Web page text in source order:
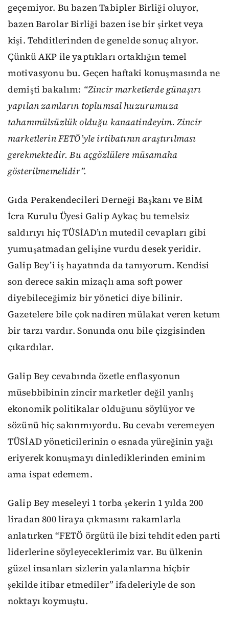
geçemiyor. Bu bazen Tabipler Birliği oluyor,
bazen Barolar Birliği bazen ise bir şirket veya
kişi. Tehditlerinden de genelde sonuç alıyor.
Çünkü AKP ile yaptıkları ortaklığın temel
motivasyonu bu. Geçen haftaki konuşmasında ne
demişti bakalım: “Zincir marketlerde günaşırı
yapılan zamların toplumsal huzurumuza
tahammülsüzlük olduğu kanaatindeyim. Zincir
marketlerin FETÖ’yle irtibatının araştırılması
gerekmektedir. Bu açgözlülere müsamaha
gösterilmemelidir”.
Gıda Perakendecileri Derneği Başkanı ve BİM
İcra Kurulu Üyesi Galip Aykaç bu temelsiz
saldırıyı hiç TÜSİAD’ın mutedil cevapları gibi
yumuşatmadan gelişine vurdu desek yeridir.
Galip Bey’i iş hayatında da tanıyorum. Kendisi
son derece sakin mizaçlı ama soft power
diyebileceğimiz bir yönetici diye bilinir.
Gazetelere bile çok nadiren mülakat veren ketum
bir tarzı vardır. Sonunda onu bile çizgisinden
çıkardılar.
Galip Bey cevabında özetle enflasyonun
müsebbibinin zincir marketler değil yanlış
ekonomik politikalar olduğunu söylüyor ve
sözünü hiç sakınmıyordu. Bu cevabı veremeyen
TÜSİAD yöneticilerinin o esnada yüreğinin yağı
eriyerek konuşmayı dinlediklerinden eminim
ama ispat edemem.
Galip Bey meseleyi 1 torba şekerin 1 yılda 200
liradan 800 liraya çıkmasını rakamlarla
anlatırken “FETÖ örgütü ile bizi tehdit eden parti
liderlerine söyleyeceklerimiz var. Bu ülkenin
güzel insanları sizlerin yalanlarına hiçbir
şekilde itibar etmediler” ifadeleriyle de son
noktayı koymuştu.